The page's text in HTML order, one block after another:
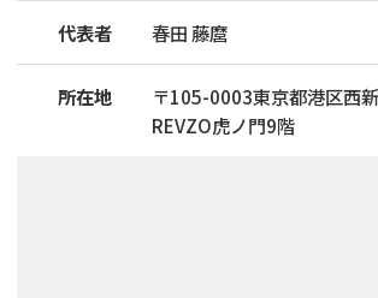
代表者 春田 藤麿
所在地 〒105-0003東京都港区西
REVZO虎ノ門9階